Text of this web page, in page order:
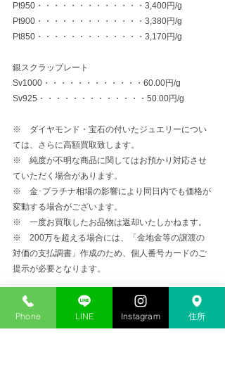
Pt950・・・・・・・・・・・・・3,400円/g
Pt900・・・・・・・・・・・・・3,380円/g
Pt850・・・・・・・・・・・・・3,170円/g
銀スクラップレート
Sv1000・・・・・・・・・・・・60.00円/g
Sv925・・・・・・・・・・・・・50.00円/g
※　ダイヤモンド・宝石の付いたジュエリーについ
ては、さらに高額買取致します。
※　純度が不明な商品に関してはお預かり対応させ
ていただく場合があります。
※　金･プラチナ相場の影響により同日内でも価格が
変動する場合がございます。
※　一度お買取したお品物は返却いたしかねます。
※　200万を超える場合には、「金地金等の譲渡の
対価の支払調書」作成のため、個人番号カードのご
提示が必要となります。
金プラチナ高価買取
Phone LINE Instagram 住所